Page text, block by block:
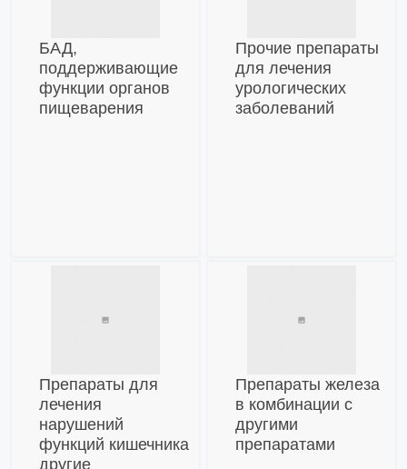
БАД,
поддерживающие
функции органов
пищеварения
Прочие препараты
для лечения
урологических
заболеваний
Препараты для
лечения
нарушений
функций кишечника
другие
Препараты железа
в комбинации с
другими
препаратами